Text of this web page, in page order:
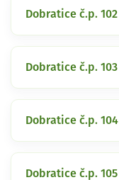
Dobratice č.p. 102
Dobratice č.p. 103
Dobratice č.p. 104
Dobratice č.p. 105